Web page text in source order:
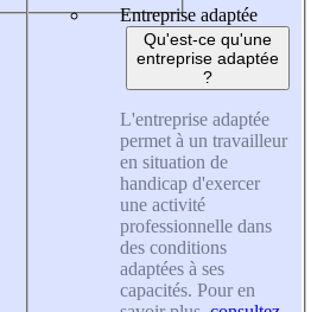
Entreprise adaptée
Qu'est-ce qu'une
entreprise adaptée
?
L'entreprise adaptée
permet à un travailleur
en situation de
handicap d'exercer
une activité
professionnelle dans
des conditions
adaptées à ses
capacités. Pour en